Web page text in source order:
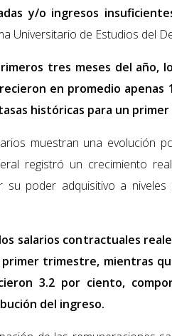
y/o ingresos
Universitario de Estudios del
tres meses del año,
en promedio apenas
históricas para un
muestran una evolución
registró un crecimiento
su poder adquisitivo a
los salarios contractuales
trimestre, mientras
3.2 por ciento,
del ingreso.